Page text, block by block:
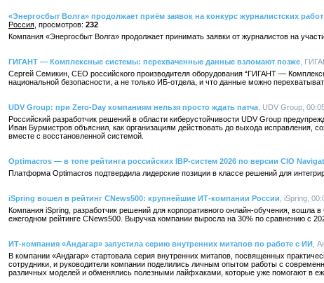
«Энергосбыт Волга» продолжает приём заявок на конкурс журналистских
Россия
232
Компания «Энергосбыт Волга» продолжает принимать заявки от журналистов на
ГИГАНТ — Комплексные системы: перехваченные данные взломают позже ,
Сергей Семикин, СЕО российского производителя оборудования “ГИГАНТ —
национальной безопасности, а не только ИБ-отдела, и что данные можно
UDV Group: при Zero-Day компаниям нельзя просто ждать патча , UDV Group,
Российский разработчик решений в области киберустойчивости UDV Group
Иван Бурмистров объяснил, как организациям действовать до выхода исправления,
вместе с восстановленной системой.
Optimacros — в топе рейтинга российских IBP-систем 2026 по версии CIO
Платформа Optimacros подтвердила лидерские позиции в классе решений для
iSpring вошел в рейтинг CNews500: крупнейшие ИТ-компании России , iSpring,
Компания iSpring, разработчик решений для корпоративного онлайн-обучения, вошла
ежегодном рейтинге CNews500. Выручка компании выросла на 30% по сравнению с
ИТ-компания «Андагар» запустила серию внутренних митапов по работе с ИИ ,
В компании «Андагар» стартовала серия внутренних митапов, посвященных
сотрудники, и руководители компании поделились личным опытом работы с
различных моделей и обменялись полезными лайфхаками, которые уже помогают в